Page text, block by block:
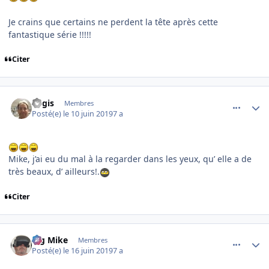
Je crains que certains ne perdent la tête après cette
fantastique série !!!!!
Citer
Regis Membres
Posté(e) le 10 juin 20197 a
Mike, j’ai eu du mal à la regarder dans les yeux, qu’ elle a de
très beaux, d’ ailleurs!.
Citer
Big Mike Membres
Posté(e) le 16 juin 20197 a